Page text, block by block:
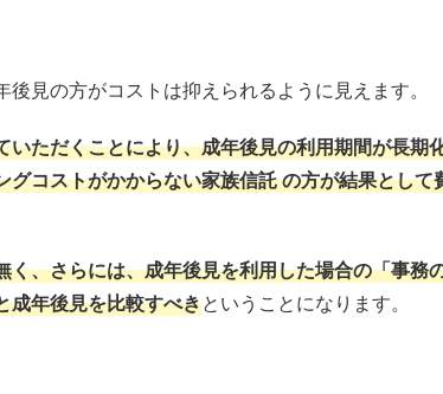
見の方がコストは抑えられるように見えます。
いただくことにより、成年後見の利用期間が長期
コストがかからない家族信託 の方が結果とし
く、さらには、成年後見を利用した場合の「事務
成年後見を比較すべきということになります。